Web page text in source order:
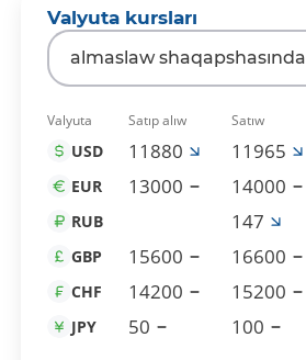
Valyuta kursları
almaslaw shaqapshasında
Valyuta Satıp alıw Satıw
USD 11880 11965
EUR 13000 14000
RUB 147
GBP 15600 16600
CHF 14200 15200
JPY 50 100